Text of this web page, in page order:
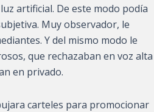
artificial. De este modo podía
Muy observador, le
Y del mismo modo le
que rechazaban en voz alta
en privado.
carteles para promocionar